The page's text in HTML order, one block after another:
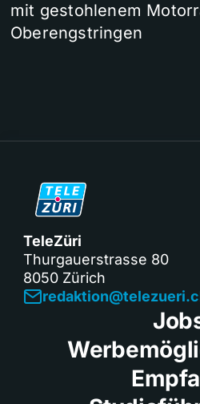
mit gestohlenem
Oberengstringen
TeleZüri
Thurgauerstrasse 80
8050 Zürich